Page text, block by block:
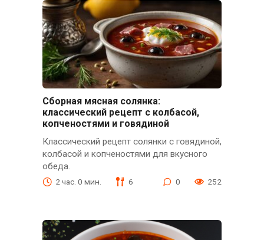
Сборная мясная солянка:
классический рецепт с колбасой,
копченостями и говядиной
Классический рецепт солянки с говядиной,
колбасой и копченостями для вкусного
обеда.
2 час. 0 мин. 6 0 252